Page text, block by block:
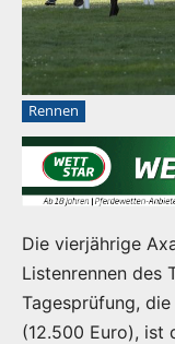
Rennen
Die vierjährige
Listenrennen des
Tagesprüfung,
(12.500 Euro), ist